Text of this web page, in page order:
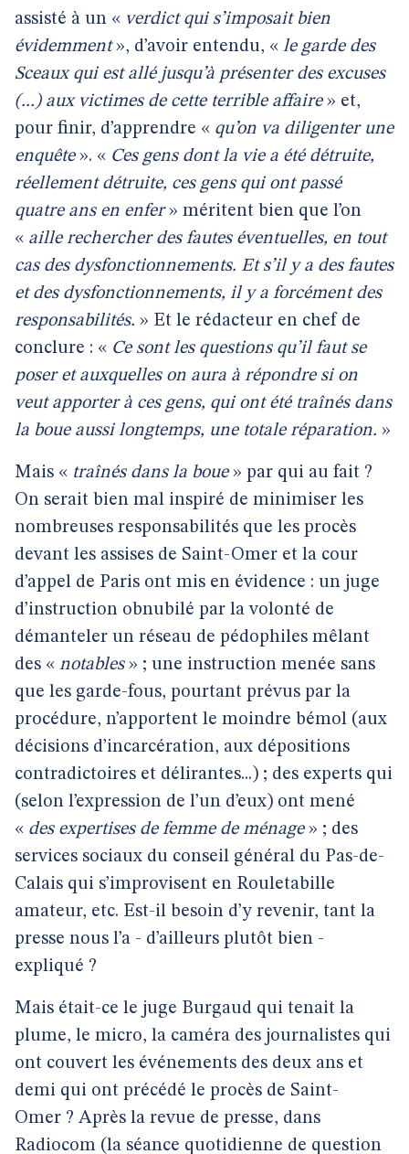
assisté à un « verdict qui s’imposait bien
évidemment», d’avoir entendu, « le garde des
Sceaux qui est allé jusqu’à présenter des excuses
(...) aux victimes de cette terrible affaire» et,
pour finir, d’apprendre « qu’on va diligenter une
enquête». « Ces gens dont la vie a été détruite,
réellement détruite, ces gens qui ont passé
quatre ans en enfer» méritent bien que l’on
« aille rechercher des fautes éventuelles, en tout
cas des dysfonctionnements. Et s’il y a des fautes
et des dysfonctionnements, il y a forcément des
responsabilités. » Et le rédacteur en chef de
conclure : « Ce sont les questions qu’il faut se
poser et auxquelles on aura à répondre si on
veut apporter à ces gens, qui ont été traînés dans
la boue aussi longtemps, une totale réparation. »
Mais « traînés dans la boue» par qui au fait ?
On serait bien mal inspiré de minimiser les
nombreuses responsabilités que les procès
devant les assises de Saint-Omer et la cour
d’appel de Paris ont mis en évidence : un juge
d’instruction obnubilé par la volonté de
démanteler un réseau de pédophiles mêlant
des « notables» ; une instruction menée sans
que les garde-fous, pourtant prévus par la
procédure, n’apportent le moindre bémol (aux
décisions d’incarcération, aux dépositions
contradictoires et délirantes...) ; des experts qui
(selon l’expression de l’un d’eux) ont mené
« des expertises de femme de ménage» ; des
services sociaux du conseil général du Pas-de-
Calais qui s’improvisent en Rouletabille
amateur, etc. Est-il besoin d’y revenir, tant la
presse nous l’a - d’ailleurs plutôt bien -
expliqué ?
Mais était-ce le juge Burgaud qui tenait la
plume, le micro, la caméra des journalistes qui
ont couvert les événements des deux ans et
demi qui ont précédé le procès de Saint-
Omer ? Après la revue de presse, dans
Radiocom (la séance quotidienne de question